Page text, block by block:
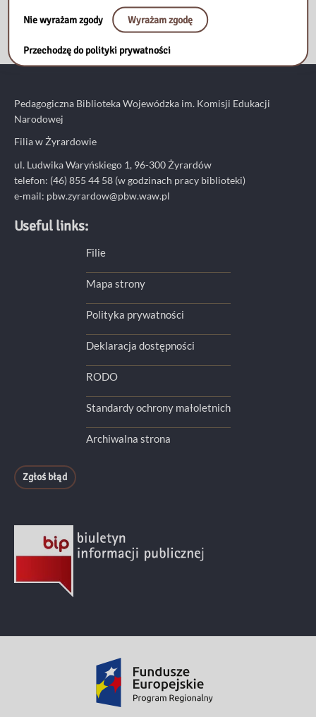
Pedagogiczna Biblioteka Wojewódzka im. Komisji Edukacji
Narodowej
Filia w Żyrardowie
ul. Ludwika Waryńskiego 1, 96-300 Żyrardów
telefon: (46) 855 44 58 (w godzinach pracy biblioteki)
e-mail: pbw.zyrardow@pbw.waw.pl
Useful links:
Filie
Mapa strony
Polityka prywatności
Deklaracja dostępności
RODO
Standardy ochrony małoletnich
Archiwalna strona
Zgłoś błąd
Nie wyrażam zgody Wyrażam zgodę
Przechodzę do polityki prywatności